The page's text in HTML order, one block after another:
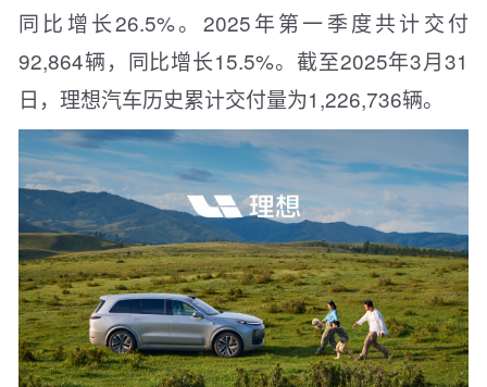
同比增长26.5%。2025年第一季度共计交付
92,864辆，同比增长15.5%。截至2025年3月31
日，理想汽车历史累计交付量为1,226,736辆。